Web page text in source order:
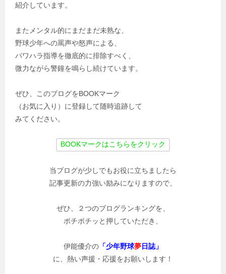
紹介しています。
またメンタル的にまだまだ未熟な、
野球少年への罵声や怒声による、
パワハラ指導を徹底的に排除すべく、
微力ながら警鐘を鳴らし続けています。
ぜひ、このブログをBOOKマーク
（お気に入り）に登録して随時追跡して
みてください。
当ブログが少しでもお役に立ちましたら
記事更新の力強い励みになりますので、
ぜひ、２つのブログランキングを、
ポチポチッと押していただき、
伊能優介の 「少年野球夢日誌」
に、熱い声援・応援をお願いします！